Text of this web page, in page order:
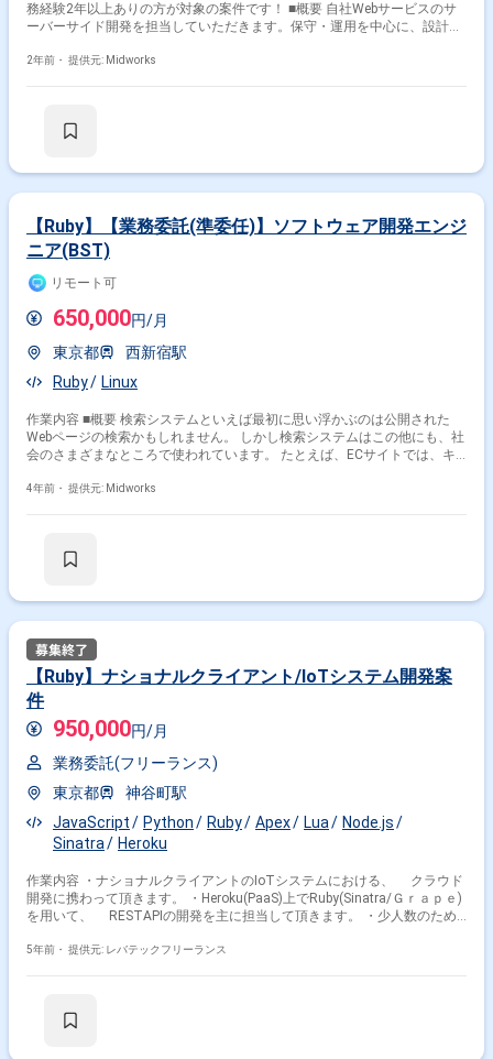
務経験2年以上ありの方が対象の案件です！ ■概要 自社Webサービスのサ
ーバーサイド開発を担当していただきます。保守・運用を中心に、設計か
Ruby、TypeScriptを使用したサーバーサイド開発 ・設計からテストまでの
います。 ------------------------------------------------------------------ 直近の参画案件の経験とご
2年前・ 提供元: Midworks
【Ruby】【業務委託(準委任)】ソフトウェア開発エンジ
ニア(BST)
リモート可
650,000円/月
東京都
西新宿駅
Ruby
Linux
作業内容 ■概要 検索システムといえば最初に思い浮かぶのは公開された
Webページの検索かもしれません。 しかし検索システムはこの他にも、社
会のさまざまなところで使われています。 たとえば、ECサイトでは、キ
も使われます。 また、売れ筋商品のランキング表示やおすすめ商品表示に
バー、検索バックエンド、データ加工、管理画面などフルスタックで各マ
語：Ruby JavaScript(ES.next) HTML5 CSS3 ■フレームワーク：Ruby
on Rails Sinatra ■データベース：MariaDB Redisなど ■OS：Linux ■ク
ラウド：AWS ■その他：Git GitHub JIRA Jenkins CircleCI リモー
ト作業可能
4年前・ 提供元: Midworks
【Ruby】ナショナルクライアント/IoTシステム開発案
件
950,000円/月
業務委託(フリーランス)
東京都
神谷町駅
JavaScript
Python Ruby Apex Lua
Node.js
Sinatra
Heroku
作業内容 ・ナショナルクライアントのIoTシステムにおける、 クラウド
開発に携わって頂きます。 ・Heroku(PaaS)上でRuby(Sinatra/Ｇｒａｐｅ)
を用いて、 RESTAPIの開発を主に担当して頂きます。 ・少人数のため
実際に近いです。 ・言語を問わない方は、 AngularJS/Python/Cordova
5年前・ 提供元: レバテックフリーランス